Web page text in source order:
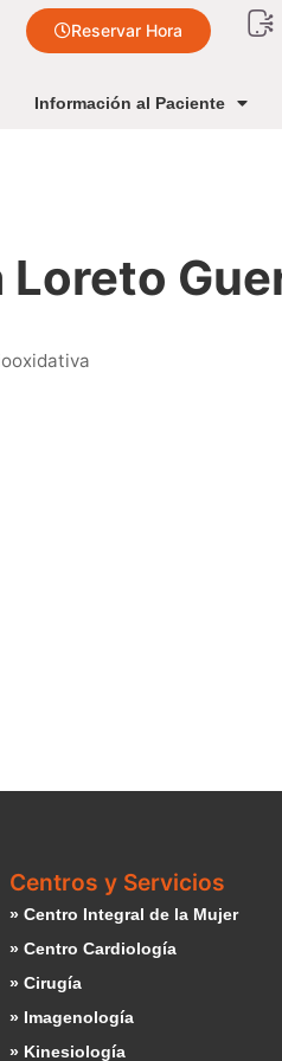
búsquedaReservar Hora
Información al Paciente
Loreto
Centros y Servicios
» Centro Integral de la Mujer
» Centro Cardiología
» Cirugía
» Imagenología
» Kinesiología